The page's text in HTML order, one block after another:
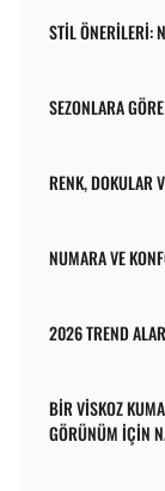
STIL ÖNERILERI:
SEZONLARA
RENK, DOKULAR
NUMARA VE
2026 TREND
BIR VISKOZ
GÖRÜNÜM IÇIN